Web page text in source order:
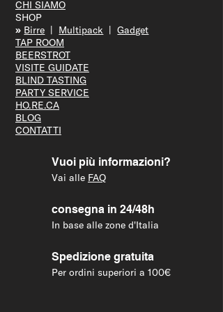
CHI SIAMO
SHOP
» Birre Multipack |Gadget
TAP ROOM
BEERSTROT
VISITE GUIDATE
BLIND TASTING
PARTY SERVICE
HO.RE.CA
BLOG
CONTATTI
Vuoi più informazioni?
Vai alle FAQ
consegna in 24/48h
In base alle zone d'Italia
Spedizione gratuita
Per ordini superiori a 100€